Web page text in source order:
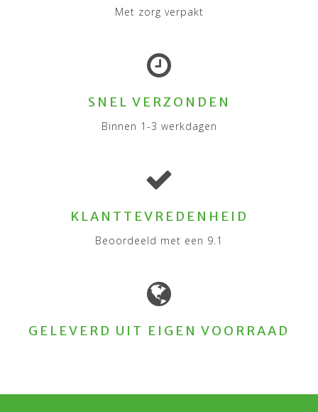
Met zorg verpakt
SNEL VERZONDEN
Binnen 1-3 werkdagen
KLANTTEVREDENHEID
Beoordeeld met een 9.1
GELEVERD UIT EIGEN VOORRAAD